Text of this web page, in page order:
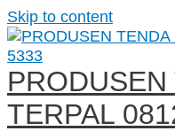
Skip to content
TERPAL